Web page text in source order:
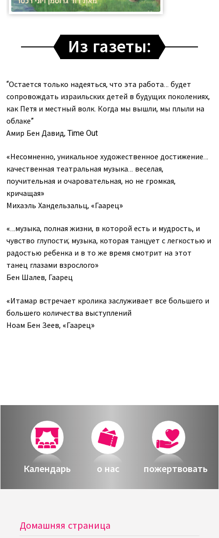
Из газеты:
“Остается только надеяться, что эта работа… будет
сопровождать израильских детей в будущих поколениях,
как Петя и местный волк. Когда мы вышли, мы плыли на
облаке”
Амир Бен Давид, Time Out
«Несомненно, уникальное художественное достижение…
качественная театральная музыка… веселая,
поучительная и очаровательная, но не громкая,
кричащая»
Михаэль Хандельзальц, «Гаарец»
«…музыка, полная жизни, в которой есть и мудрость, и
чувство глупости; музыка, которая танцует с легкостью и
радостью ребенка и в то же время смотрит на этот
танец глазами взрослого»
Бен Шалев, Гаарец
«Итамар встречает кролика заслуживает все большего и
большего количества выступлений
Ноам Бен Зеев, «Гаарец»
Календарь о нас пожертвовать
Домашняя страница